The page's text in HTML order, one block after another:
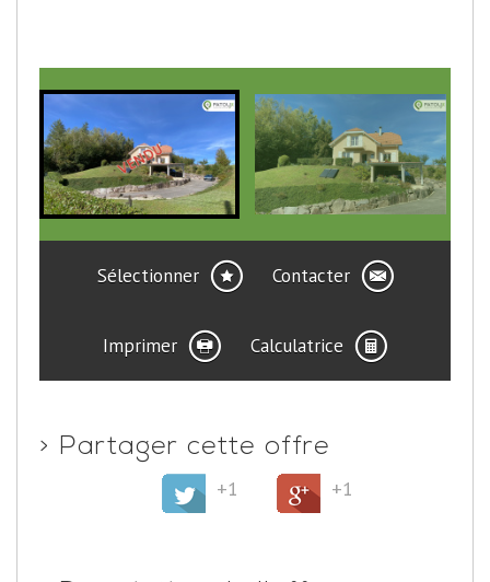
Sélectionner Contacter
Imprimer Calculatrice
> Partager cette offre
+1
+1